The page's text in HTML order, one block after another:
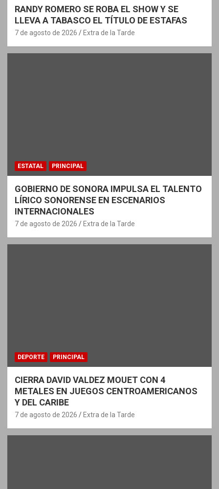
RANDY ROMERO SE ROBA EL SHOW Y SE
LLEVA A TABASCO EL TÍTULO DE ESTAFAS
7 de agosto de 2026 Extra de la Tarde
ESTATAL PRINCIPAL
GOBIERNO DE SONORA IMPULSA EL TALENTO
LÍRICO SONORENSE EN ESCENARIOS
INTERNACIONALES
7 de agosto de 2026 Extra de la Tarde
DEPORTE PRINCIPAL
CIERRA DAVID VALDEZ MOUET CON 4
METALES EN JUEGOS CENTROAMERICANOS
Y DEL CARIBE
7 de agosto de 2026 Extra de la Tarde